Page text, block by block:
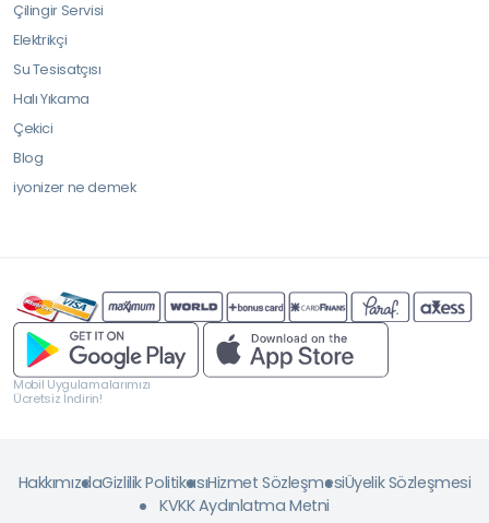
Çilingir Servisi
Elektrikçi
Su Tesisatçısı
Halı Yıkama
Çekici
Blog
iyonizer ne demek
Mobil Uygulamalarımızı
Ücretsiz İndirin!
HakkımızdaGizlilik PolitikasıHizmet SözleşmesiÜyelik Sözleşmesi
KVKK Aydınlatma Metni